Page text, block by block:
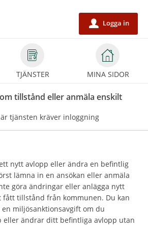
TJÄNSTER MINA SIDOR
u Logga in
tillstånd eller anmäla enskilt
tjänsten kräver inloggning
nytt avlopp eller ändra en befintlig
lämna in en ansökan eller anmäla
göra ändringar eller anlägga nytt
tillstånd från kommunen. Du kan
miljösanktionsavgift om du
eller ändrar ditt befintliga avlopp utan